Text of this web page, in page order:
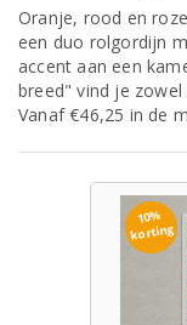
Oranje, rood en
een duo rolgordijn
accent aan een
breed" vind je
Vanaf €46,25 in de
10%
korting